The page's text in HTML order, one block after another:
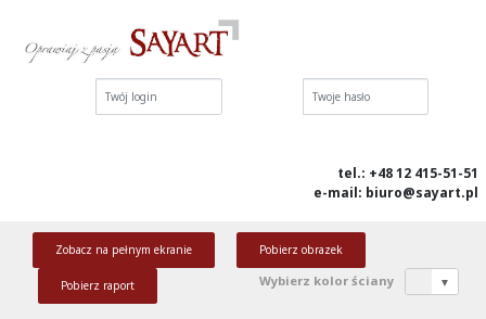
tel.: +48 12 415-51-51
e-mail: biuro@sayart.pl
Zobacz na pełnym ekranie Pobierz obrazek
Pobierz raport Wybierz kolor ściany ▼